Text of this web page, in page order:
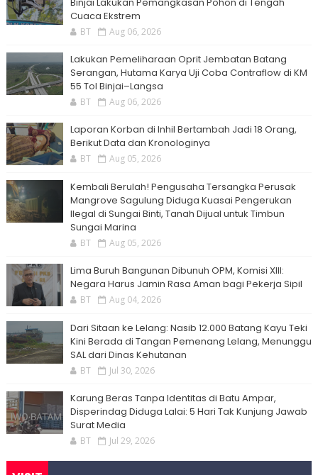
Cuaca Ekstrem
BT Aug 06, 2026
Lakukan Pemeliharaan Oprit Jembatan Batang
Serangan, Hutama Karya Uji Coba Contraflow di KM
55 Tol Binjai–Langsa
BT Aug 06, 2026
Laporan Korban di Inhil Bertambah Jadi 18 Orang,
Berikut Data dan Kronologinya
BT Aug 05, 2026
Kembali Berulah! Pengusaha Tersangka Perusak
Mangrove Sagulung Diduga Kuasai Pengerukan
Ilegal di Sungai Binti, Tanah Dijual untuk Timbun
Sungai Marina
BT Aug 05, 2026
Lima Buruh Bangunan Dibunuh OPM, Komisi XIII:
Negara Harus Jamin Rasa Aman bagi Pekerja Sipil
BT Aug 04, 2026
Dari Sitaan ke Lelang: Nasib 12.000 Batang Kayu Teki
Kini Berada di Tangan Pemenang Lelang, Menunggu
SAL dari Dinas Kehutanan
BT Jul 30, 2026
Karung Beras Tanpa Identitas di Batu Ampar,
Disperindag Diduga Lalai: 5 Hari Tak Kunjung Jawab
Surat Media
BT Jul 29, 2026